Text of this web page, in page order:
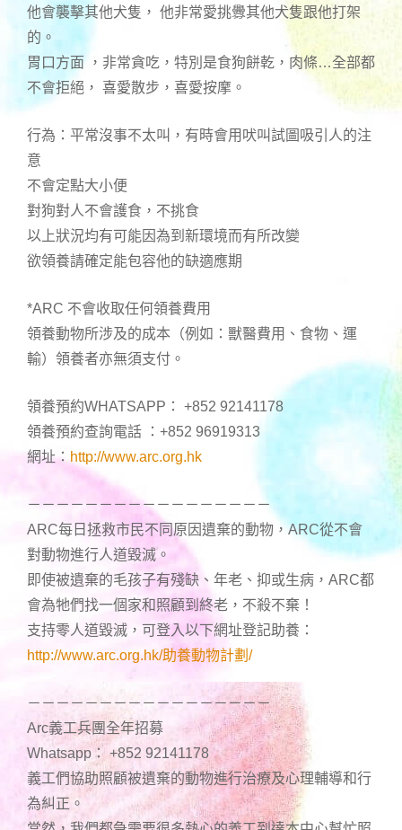
他會襲擊其他犬隻， 他非常愛挑釁其他犬隻跟他打架
的。
胃口方面 ，非常貪吃，特別是食狗餅乾，肉條…全部都
不會拒絕， 喜愛散步，喜愛按摩。
行為：平常沒事不太叫，有時會用吠叫試圖吸引人的注
意
不會定點大小便
對狗對人不會護食，不挑食
以上狀況均有可能因為到新環境而有所改變
欲領養請確定能包容他的缺適應期
*ARC 不會收取任何領養費用
領養動物所涉及的成本（例如：獸醫費用、食物、運
輸）領養者亦無須支付。
領養預約WHATSAPP： +852 92141178
領養預約查詢電話 ：+852 96919313
網址： http://www.arc.org.hk
－－－－－－－－－－－－－－－－－
ARC每日拯救市民不同原因遺棄的動物，ARC從不會
對動物進行人道毀滅。
即使被遺棄的毛孩子有殘缺、年老、抑或生病，ARC都
會為牠們找一個家和照顧到終老，不殺不棄！
支持零人道毀滅，可登入以下網址登記助養：
http://www.arc.org.hk/助養動物計劃/
－－－－－－－－－－－－－－－－－
Arc義工兵團全年招募
Whatsapp： +852 92141178
義工們協助照顧被遺棄的動物進行治療及心理輔導和行
為糾正。